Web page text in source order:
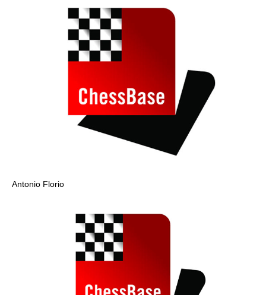
Antonio Florio